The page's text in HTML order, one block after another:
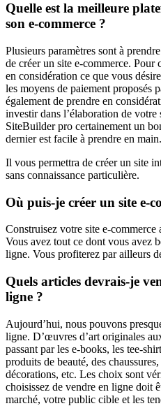
Quelle est la meilleure
son e-commerce ?
Plusieurs paramètres sont à
de créer un site e-commerce. Pour
en considération ce que vous
les moyens de paiement proposés
également de prendre en
investir dans l’élaboration de
SiteBuilder pro certainement un
dernier est facile à prendre en main.
Il vous permettra de créer un site
sans connaissance particulière.
Où puis-je créer un site e-
Construisez votre site e-
Vous avez tout ce dont vous avez
ligne. Vous profiterez par ailleurs
Quels articles devrais-je
ligne ?
Aujourd’hui, nous pouvons
ligne. D’œuvres d’art originales
passant par les e-books, les tee-
produits de beauté, des
décorations, etc. Les choix sont
choisissez de vendre en ligne doit
marché, votre public cible et les